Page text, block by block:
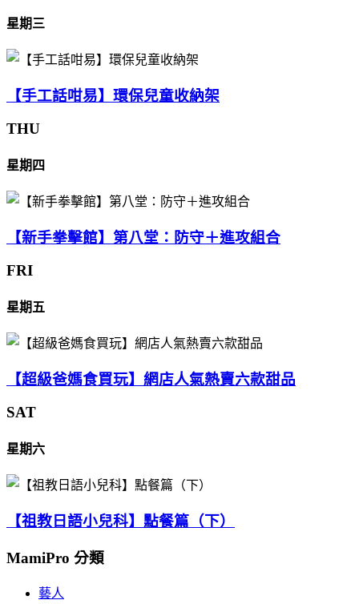
星期三
【手工話咁易】環保兒童收納架
THU
星期四
【新手拳擊館】第八堂：防守＋進攻組合
FRI
星期五
【超級爸媽食買玩】網店人氣熱賣六款甜品
SAT
星期六
【祖教日語小兒科】點餐篇（下）
MamiPro 分類
藝人